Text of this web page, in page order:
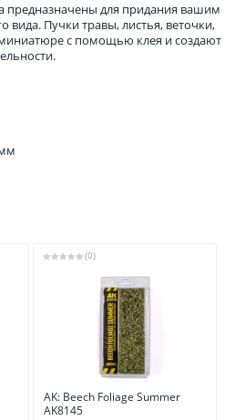
предназначены для придания вашим
Пучки травы, листья, веточки,
с помощью клея и создают
(0)
AK: Beech Foliage Summer
AK8145